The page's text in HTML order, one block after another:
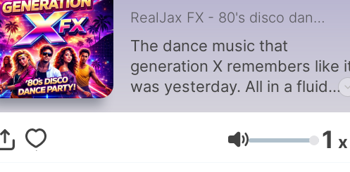
RealJax FX - 80's disco dance mixes
The dance music that
generation X remembers like
was yesterday. All in a fluid
Volume 1 x